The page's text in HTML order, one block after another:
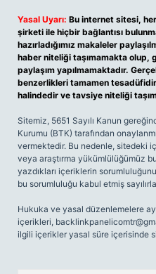
Yasal Uyarı: Bu internet sitesi,
şirketi ile hiçbir bağlantısı
hazırladığımız makaleler
haber niteliği taşımamakta olup,
paylaşım yapılmamaktadır.
benzerlikleri tamamen
halindedir ve tavsiye niteliği
Sitemiz, 5651 Sayılı Kanun
Kurumu (BTK) tarafından
vermektedir. Bu nedenle, sitedeki
veya araştırma yükümlülüğümüz
yazdıkları içeriklerin
bu sorumluluğu kabul etmiş
Hukuka ve yasal düzenlemelere
içerikleri,
ilgili içerikler yasal süre içerisinde